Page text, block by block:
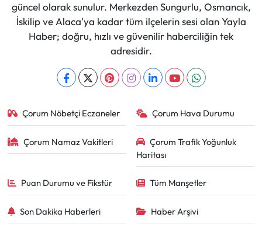
güncel olarak sunulur. Merkezden Sungurlu, Osmancık,
İskilip ve Alaca'ya kadar tüm ilçelerin sesi olan Yayla
Haber; doğru, hızlı ve güvenilir haberciliğin tek
adresidir.
Çorum Nöbetçi Eczaneler Çorum Hava Durumu
Çorum Namaz Vakitleri
Çorum Trafik Yoğunluk
Haritası
Puan Durumu ve Fikstür Tüm Manşetler
Son Dakika Haberleri Haber Arşivi